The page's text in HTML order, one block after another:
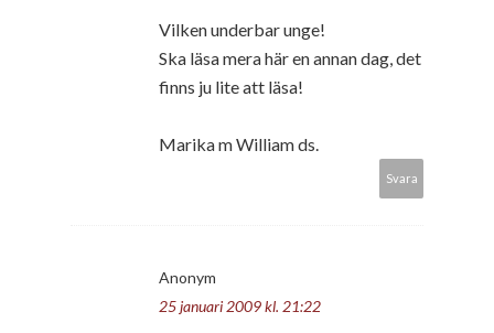
Vilken underbar unge!
Ska läsa mera här en annan dag, det
finns ju lite att läsa!
Marika m William ds.
Svara
Anonym
25 januari 2009 kl. 21:22